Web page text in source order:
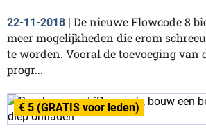
22-11-2018 | De nieuwe Flowcode 8
meer mogelijkheden die erom
te worden. Vooral de toevoeging van
progr...
€ 5 (GRATIS voor leden)